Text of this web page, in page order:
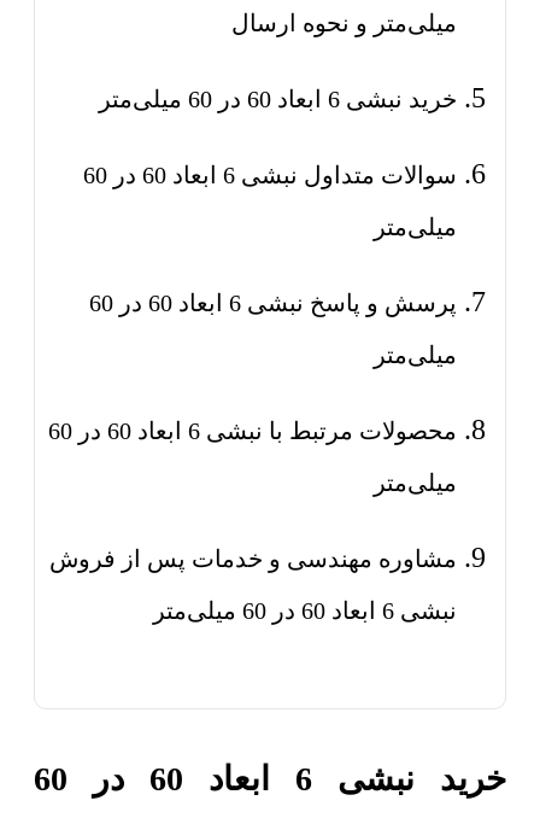
میلی‌متر و نحوه ارسال
خرید نبشی 6 ابعاد 60 در 60 میلی‌متر
سوالات متداول نبشی 6 ابعاد 60 در 60
میلی‌متر
پرسش و پاسخ نبشی 6 ابعاد 60 در 60
میلی‌متر
محصولات مرتبط با نبشی 6 ابعاد 60 در 60
میلی‌متر
مشاوره مهندسی و خدمات پس از فروش
نبشی 6 ابعاد 60 در 60 میلی‌متر
خرید نبشی 6 ابعاد 60 در 60